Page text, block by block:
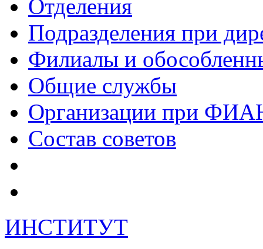
Отделения
Подразделения при
Филиалы и
Общие службы
Организации при
Состав советов
ИНСТИТУТ